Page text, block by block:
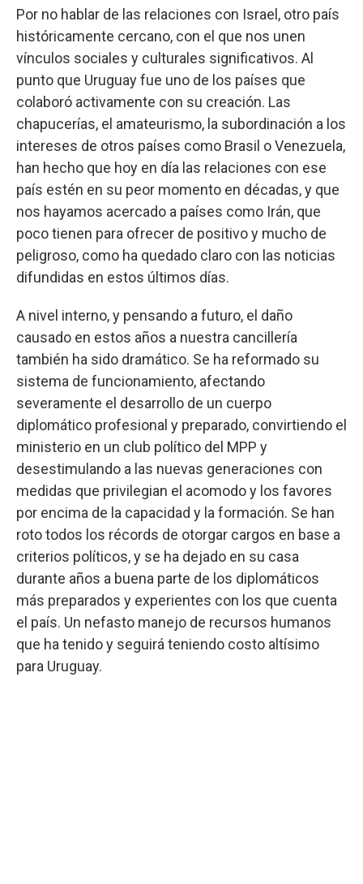
Por no hablar de las relaciones con Israel, otro país
históricamente cercano, con el que nos unen
vínculos sociales y culturales significativos. Al
punto que Uruguay fue uno de los países que
colaboró activamente con su creación. Las
chapucerías, el amateurismo, la subordinación a los
intereses de otros países como Brasil o Venezuela,
han hecho que hoy en día las relaciones con ese
país estén en su peor momento en décadas, y que
nos hayamos acercado a países como Irán, que
poco tienen para ofrecer de positivo y mucho de
peligroso, como ha quedado claro con las noticias
difundidas en estos últimos días.
A nivel interno, y pensando a futuro, el daño
causado en estos años a nuestra cancillería
también ha sido dramático. Se ha reformado su
sistema de funcionamiento, afectando
severamente el desarrollo de un cuerpo
diplomático profesional y preparado, convirtiendo el
ministerio en un club político del MPP y
desestimulando a las nuevas generaciones con
medidas que privilegian el acomodo y los favores
por encima de la capacidad y la formación. Se han
roto todos los récords de otorgar cargos en base a
criterios políticos, y se ha dejado en su casa
durante años a buena parte de los diplomáticos
más preparados y experientes con los que cuenta
el país. Un nefasto manejo de recursos humanos
que ha tenido y seguirá teniendo costo altísimo
para Uruguay.